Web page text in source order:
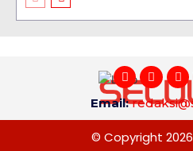
Email:
© Copyright 2026